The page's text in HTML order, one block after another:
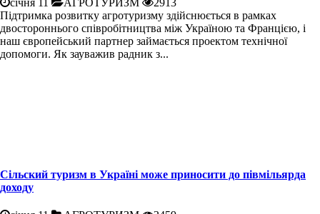
Підтримка розвитку агротуризму здійснюється в рамках
двостороннього співробітництва між Україною та Францією, і
наш європейський партнер займається проектом технічної
допомоги. Як зауважив радник з...
Сільский туризм в Україні може приносити до півмільярда
доходу